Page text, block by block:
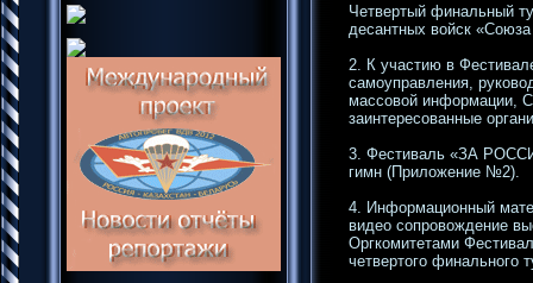
Четвертый финальный
десантных войск
2. К участию в
самоуправления,
массовой информации,
заинтересованные
3. Фестиваль «ЗА
гимн (Приложение №2).
4. Информационный
видео сопровождение
Оргкомитетами
четвертого финального